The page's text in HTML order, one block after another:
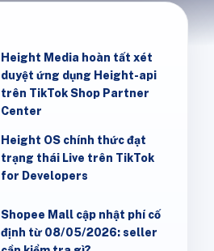
Height Media hoàn tất xét
duyệt ứng dụng Height-api
trên TikTok Shop Partner
Center
Height OS chính thức đạt
trạng thái Live trên TikTok
for Developers
Shopee Mall cập nhật phí cố
định từ 08/05/2026: seller